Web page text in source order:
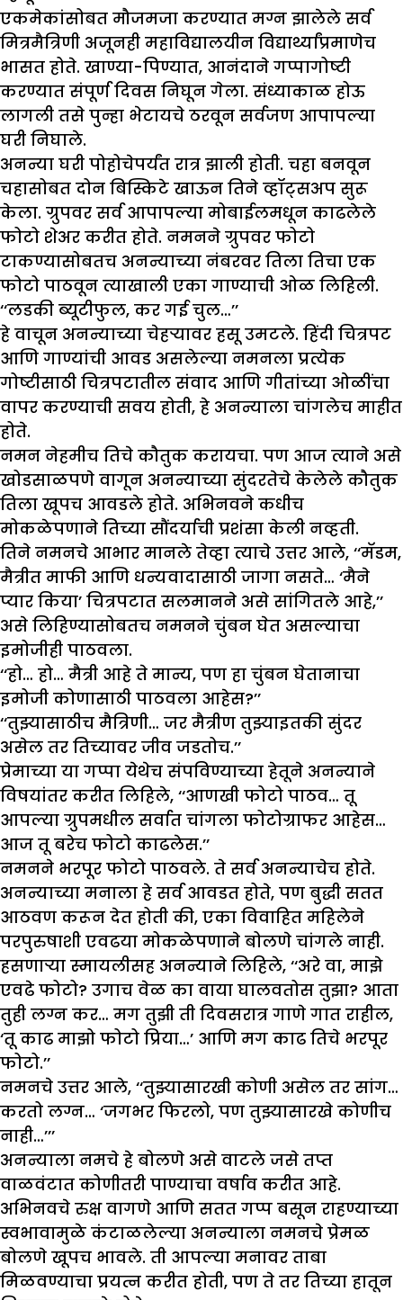
एकमेकांसोबत मौजमजा करण्यात मग्न झालेले सर्व
मित्रमैत्रिणी अजूनही महाविद्यालयीन विद्यार्थ्यांप्रमाणेच
भासत होते. खाण्या-पिण्यात, आनंदाने गप्पागोष्टी
करण्यात संपूर्ण दिवस निघून गेला. संध्याकाळ होऊ
लागली तसे पुन्हा भेटायचे ठरवून सर्वजण आपापल्या
घरी निघाले.
अनन्या घरी पोहोचेपर्यंत रात्र झाली होती. चहा बनवून
चहासोबत दोन बिस्किटे खाऊन तिने व्हॉट्सअप सुरू
केला. ग्रुपवर सर्व आपापल्या मोबाईलमधून काढलेले
फोटो शेअर करीत होते. नमनने ग्रुपवर फोटो
टाकण्यासोबतच अनन्याच्या नंबरवर तिला तिचा एक
फोटो पाठवून त्याखाली एका गाण्याची ओळ लिहिली.
‘‘लडकी ब्यूटीफुल, कर गई चुल…’’
हे वाचून अनन्याच्या चेहऱ्यावर हसू उमटले. हिंदी चित्रपट
आणि गाण्यांची आवड असलेल्या नमनला प्रत्येक
गोष्टीसाठी चित्रपटातील संवाद आणि गीतांच्या ओळींचा
वापर करण्याची सवय होती, हे अनन्याला चांगलेच माहीत
होते.
नमन नेहमीच तिचे कौतुक करायचा. पण आज त्याने असे
खोडसाळपणे वागून अनन्याच्या सुंदरतेचे केलेले कौतुक
तिला खूपच आवडले होते. अभिनवने कधीच
मोकळेपणाने तिच्या सौंदर्याची प्रशंसा केली नव्हती.
तिने नमनचे आभार मानले तेव्हा त्याचे उत्तर आले, ‘‘मॅडम,
मैत्रीत माफी आणि धन्यवादासाठी जागा नसते… ‘मैने
प्यार किया’ चित्रपटात सलमानने असे सांगितले आहे,’’
असे लिहिण्यासोबतच नमनने चुंबन घेत असल्याचा
इमोजीही पाठवला.
‘‘हो… हो… मैत्री आहे ते मान्य, पण हा चुंबन घेतानाचा
इमोजी कोणासाठी पाठवला आहेस?’’
‘‘तुझ्यासाठीच मैत्रिणी… जर मैत्रीण तुझ्याइतकी सुंदर
असेल तर तिच्यावर जीव जडतोच.’’
प्रेमाच्या या गप्पा येथेच संपविण्याच्या हेतूने अनन्याने
विषयांतर करीत लिहिले, ‘‘आणखी फोटो पाठव… तू
आपल्या ग्रुपमधील सर्वात चांगला फोटोग्राफर आहेस…
आज तू बरेच फोटो काढलेस.’’
नमनने भरपूर फोटो पाठवले. ते सर्व अनन्याचेच होते.
अनन्याच्या मनाला हे सर्व आवडत होते, पण बुद्धी सतत
आठवण करून देत होती की, एका विवाहित महिलेने
परपुरुषाशी एवढया मोकळेपणाने बोलणे चांगले नाही.
हसणाऱ्या स्मायलीसह अनन्याने लिहिले, ‘‘अरे वा, माझे
एवढे फोटो? उगाच वेळ का वाया घालवतोस तुझा? आता
तुही लग्न कर… मग तुझी ती दिवसरात्र गाणे गात राहील,
‘तू काढ माझो फोटो प्रिया…’ आणि मग काढ तिचे भरपूर
फोटो.’’
नमनचे उत्तर आले, ‘‘तुझ्यासारखी कोणी असेल तर सांग…
करतो लग्न… ‘जगभर फिरलो, पण तुझ्यासारखे कोणीच
नाही…’’’
अनन्याला नमचे हे बोलणे असे वाटले जसे तप्त
वाळवंटात कोणीतरी पाण्याचा वर्षाव करीत आहे.
अभिनवचे रुक्ष वागणे आणि सतत गप्प बसून राहण्याच्या
स्वभावामुळे कंटाळलेल्या अनन्याला नमनचे प्रेमळ
बोलणे खूपच भावले. ती आपल्या मनावर ताबा
मिळवण्याचा प्रयत्न करीत होती, पण ते तर तिच्या हातून